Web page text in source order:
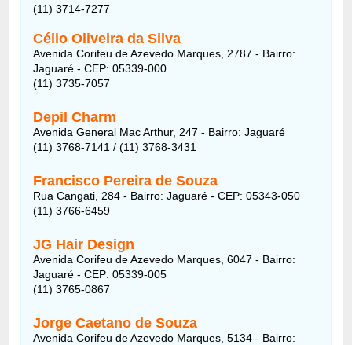
(11) 3714-7277
Célio Oliveira da Silva
Avenida Corifeu de Azevedo Marques, 2787 - Bairro:
Jaguaré - CEP: 05339-000
(11) 3735-7057
Depil Charm
Avenida General Mac Arthur, 247 - Bairro: Jaguaré
(11) 3768-7141 / (11) 3768-3431
Francisco Pereira de Souza
Rua Cangati, 284 - Bairro: Jaguaré - CEP: 05343-050
(11) 3766-6459
JG Hair Design
Avenida Corifeu de Azevedo Marques, 6047 - Bairro:
Jaguaré - CEP: 05339-005
(11) 3765-0867
Jorge Caetano de Souza
Avenida Corifeu de Azevedo Marques, 5134 - Bairro: